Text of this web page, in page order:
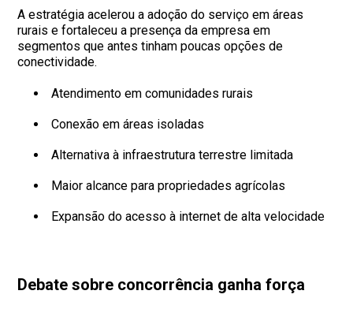
A estratégia acelerou a adoção do serviço em áreas
rurais e fortaleceu a presença da empresa em
segmentos que antes tinham poucas opções de
conectividade.
Atendimento em comunidades rurais
Conexão em áreas isoladas
Alternativa à infraestrutura terrestre limitada
Maior alcance para propriedades agrícolas
Expansão do acesso à internet de alta velocidade
Debate sobre concorrência ganha força